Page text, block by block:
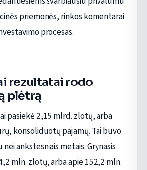
priemonės, rinkos komentarai
procesas.
rezultatai rodo
plėtrą
pasiekė 2,15 mlrd. zlotų, arba
konsoliduotų pajamų. Tai buvo
nei ankstesniais metais. Grynasis
mln. zlotų, arba apie 152,2 mln.